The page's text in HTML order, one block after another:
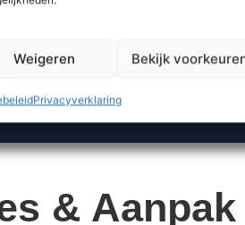
Weigeren Bekijk
Privacyverklaring
& Aanpak